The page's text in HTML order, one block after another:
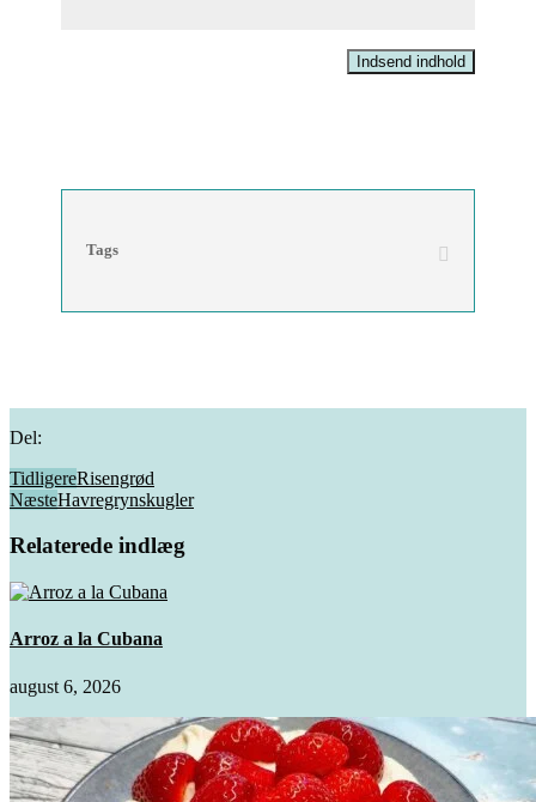
Indsend indhold
Tags
Del:
TidligereRisengrød
NæsteHavregrynskugler
Relaterede indlæg
Arroz a la Cubana
august 6, 2026